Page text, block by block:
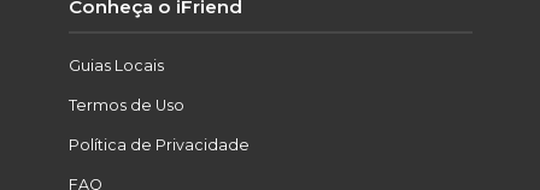
Conheça o iFriend
Guias Locais
Termos de Uso
Política de Privacidade
FAQ